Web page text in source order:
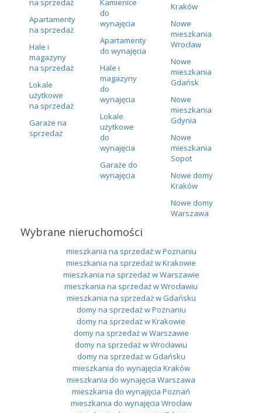
na sprzedaż
Apartamenty
na sprzedaż
Hale i
magazyny
na sprzedaż
Lokale
użytkowe
na sprzedaż
Garaże na
sprzedaż
Kamienice
do
wynajęcia
Apartamenty
do wynajęcia
Hale i
magazyny
do
wynajęcia
Lokale
użytkowe
do
wynajęcia
Garaże do
wynajęcia
Kraków
Nowe
mieszkania
Wrocław
Nowe
mieszkania
Gdańsk
Nowe
mieszkania
Gdynia
Nowe
mieszkania
Sopot
Nowe domy
Kraków
Nowe domy
Warszawa
Wybrane nieruchomości
mieszkania na sprzedaż w Poznaniu
mieszkania na sprzedaż w Krakowie
mieszkania na sprzedaż w Warszawie
mieszkania na sprzedaż w Wrocławiu
mieszkania na sprzedaż w Gdańsku
domy na sprzedaż w Poznaniu
domy na sprzedaż w Krakowie
domy na sprzedaż w Warszawie
domy na sprzedaż w Wrocławiu
domy na sprzedaż w Gdańsku
mieszkania do wynajęcia Kraków
mieszkania do wynajęcia Warszawa
mieszkania do wynajęcia Poznań
mieszkania do wynajęcia Wrocław